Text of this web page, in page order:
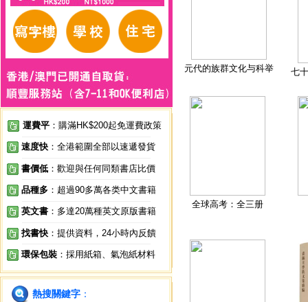
運費平 ：購滿HK$200起免運費政策
速度快 ：全港範圍全部以速遞發貨
書價低 ：歡迎與任何同類書店比價
品種多 ：超過90多萬各类中文書籍
英文書 ：多達20萬種英文原版書籍
找書快 ：提供資料，24小時內反饋
環保包裝 ：採用紙箱、氣泡紙材料
熱搜關鍵字 ：
元代的族群文化与科举 七
全球高考：全三册